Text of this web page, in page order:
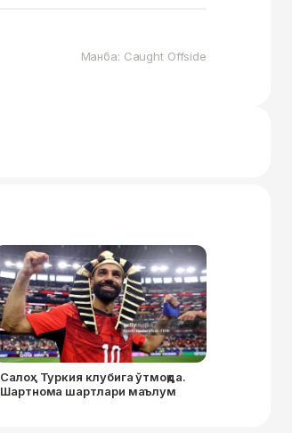
Манба: Caught Offside
Салоҳ Туркия клубига ўтмоқда.
Шартнома шартлари маълум